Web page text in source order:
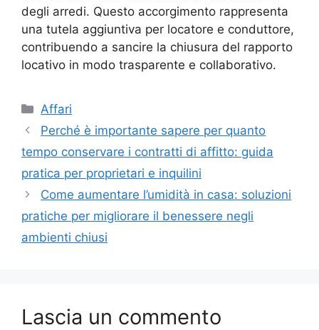
degli arredi. Questo accorgimento rappresenta
una tutela aggiuntiva per locatore e conduttore,
contribuendo a sancire la chiusura del rapporto
locativo in modo trasparente e collaborativo.
Categorie
Affari
Perché è importante sapere per quanto
tempo conservare i contratti di affitto: guida
pratica per proprietari e inquilini
Come aumentare l’umidità in casa: soluzioni
pratiche per migliorare il benessere negli
ambienti chiusi
Lascia un commento